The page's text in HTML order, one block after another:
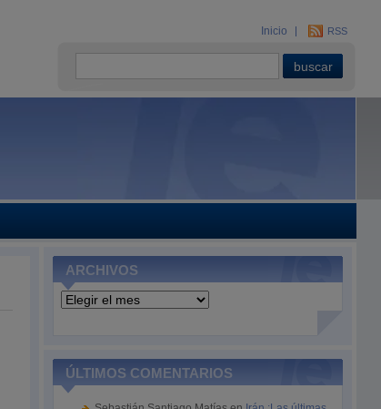
Inicio RSS
ARCHIVOS
Archivos
ÚLTIMOS COMENTARIOS